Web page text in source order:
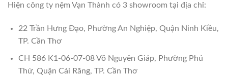
Hiện công ty nệm Vạn Thành có 3 showroom tại địa chỉ:
22 Trần Hưng Đạo, Phường An Nghiệp, Quận Ninh Kiều,
TP. Cần Thơ
CH 586 K1-06-07-08 Võ Nguyên Giáp, Phường Phú
Thứ, Quận Cái Răng, TP. Cần Thơ